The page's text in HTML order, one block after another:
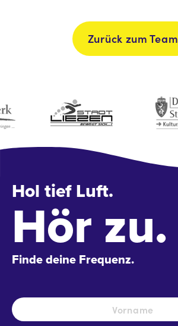
Zurück zum Team
Hol tief Luft.
Hör zu.
Finde deine Frequenz.
Name *